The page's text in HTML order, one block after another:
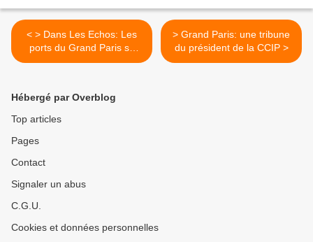
< > Dans Les Echos: Les
ports du Grand Paris se
mettent en ordre de bataille
> Grand Paris: une tribune
du président de la CCIP >
Hébergé par Overblog
Top articles
Pages
Contact
Signaler un abus
C.G.U.
Cookies et données personnelles